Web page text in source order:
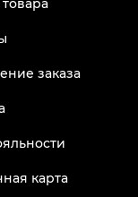
заказа
карта